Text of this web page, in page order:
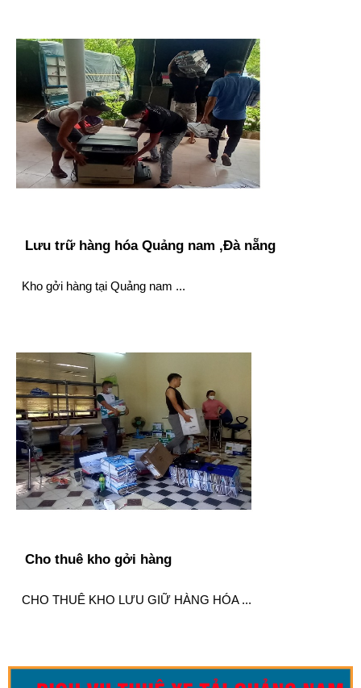
Lưu trữ hàng hóa Quảng nam ,Đà nẵng
Kho gởi hàng tại Quảng nam ...
Cho thuê kho gởi hàng
CHO THUÊ KHO LƯU GIỮ HÀNG HÓA ...